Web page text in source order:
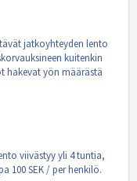
jatkoyhteyden lento
kuitenkin
hakevat yön määrästä
viivästyy yli 4 tuntia,
100 SEK / per henkilö.